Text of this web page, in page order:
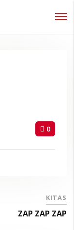
0
KITAS
ZAP ZAP ZAP